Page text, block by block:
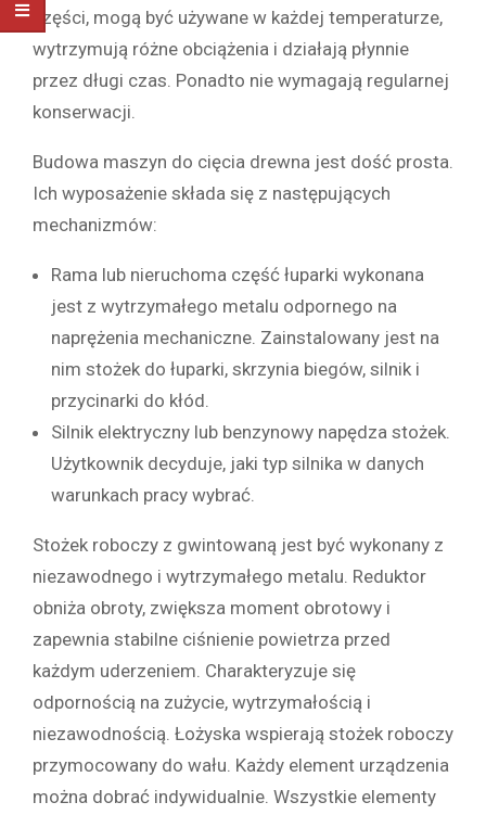
części, mogą być używane w każdej temperaturze,
wytrzymują różne obciążenia i działają płynnie
przez długi czas. Ponadto nie wymagają regularnej
konserwacji.
Budowa maszyn do cięcia drewna jest dość prosta.
Ich wyposażenie składa się z następujących
mechanizmów:
Rama lub nieruchoma część łuparki wykonana
jest z wytrzymałego metalu odpornego na
naprężenia mechaniczne. Zainstalowany jest na
nim stożek do łuparki, skrzynia biegów, silnik i
przycinarki do kłód.
Silnik elektryczny lub benzynowy napędza stożek.
Użytkownik decyduje, jaki typ silnika w danych
warunkach pracy wybrać.
Stożek roboczy z gwintowaną jest być wykonany z
niezawodnego i wytrzymałego metalu. Reduktor
obniża obroty, zwiększa moment obrotowy i
zapewnia stabilne ciśnienie powietrza przed
każdym uderzeniem. Charakteryzuje się
odpornością na zużycie, wytrzymałością i
niezawodnością. Łożyska wspierają stożek roboczy
przymocowany do wału. Każdy element urządzenia
można dobrać indywidualnie. Wszystkie elementy